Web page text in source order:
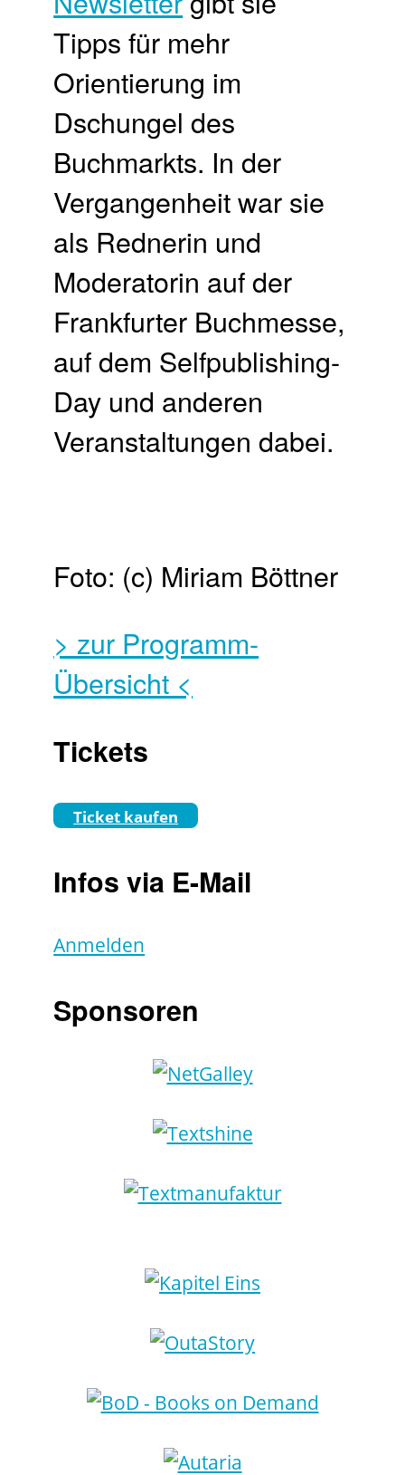
Tipps für mehr
Orientierung im
Dschungel des
Buchmarkts. In der
Vergangenheit war sie
als Rednerin und
Moderatorin auf der
Frankfurter Buchmesse,
auf dem Selfpublishing-
Day und anderen
Veranstaltungen dabei.
Foto: (c) Miriam Böttner
> zur Programm-
Übersicht <
Tickets
Ticket kaufen
Infos via E-Mail
Anmelden
Sponsoren